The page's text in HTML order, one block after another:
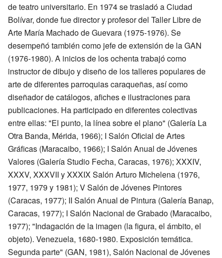
de teatro universitario. En 1974 se trasladó a Ciudad
Bolívar, donde fue director y profesor del Taller Libre de
Arte María Machado de Guevara (1975-1976). Se
desempeñó también como jefe de extensión de la GAN
(1976-1980). A inicios de los ochenta trabajó como
instructor de dibujo y diseño de los talleres populares de
arte de diferentes parroquias caraqueñas, así como
diseñador de catálogos, afiches e ilustraciones para
publicaciones. Ha participado en diferentes colectivas
entre ellas: "El punto, la línea sobre el plano" (Galería La
Otra Banda, Mérida, 1966); I Salón Oficial de Artes
Gráficas (Maracaibo, 1966); I Salón Anual de Jóvenes
Valores (Galería Studio Fecha, Caracas, 1976); XXXIV,
XXXV, XXXVII y XXXIX Salón Arturo Michelena (1976,
1977, 1979 y 1981); V Salón de Jóvenes Pintores
(Caracas, 1977); II Salón Anual de Pintura (Galería Banap,
Caracas, 1977); I Salón Nacional de Grabado (Maracaibo,
1977); "Indagación de la imagen (la figura, el ámbito, el
objeto). Venezuela, 1680-1980. Exposición temática.
Segunda parte" (GAN, 1981), Salón Nacional de Jóvenes